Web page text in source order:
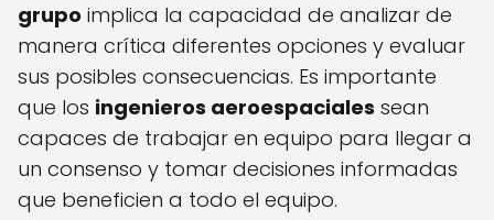
grupo implica la capacidad de analizar de
manera crítica diferentes opciones y evaluar
sus posibles consecuencias. Es importante
que los ingenieros aeroespaciales sean
capaces de trabajar en equipo para llegar a
un consenso y tomar decisiones informadas
que beneficien a todo el equipo.